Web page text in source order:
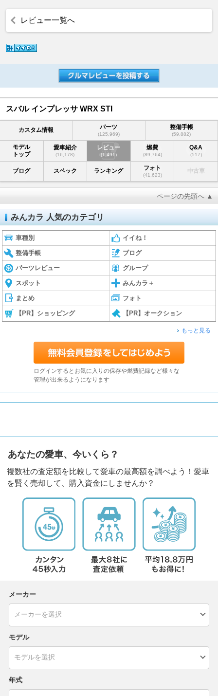
レビュー一覧へ
スバル インプレッサ WRX STI
カスタム情報 パーツ
(125,969)
整備手帳
(59,882)
モデル
トップ
愛車紹介
(16,178)
レビュー
(1,491)
燃費
(89,764)
Q&A
(517)
ブログ スペック ランキング フォト
(41,623)
中古車
ページの先頭へ ▲
みんカラ 人気のカテゴリ
車種別 イイね！
整備手帳 ブログ
パーツレビュー グループ
スポット みんカラ＋
まとめ フォト
【PR】ショッピング 【PR】オークション
もっと見る
ログインするとお気に入りの保存や燃費記録など様々な
管理が出来るようになります
あなたの愛車、今いくら？
複数社の査定額を比較して愛車の最高額を調べよう！愛車
を賢く売却して、購入資金にしませんか？
メーカー
モデル
年式